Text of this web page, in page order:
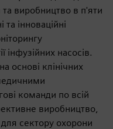
виробництво в п'яти
та інноваційні
інфузійних насосів.
основі клінічних
команди по всій
виробництво,
сектору охорони